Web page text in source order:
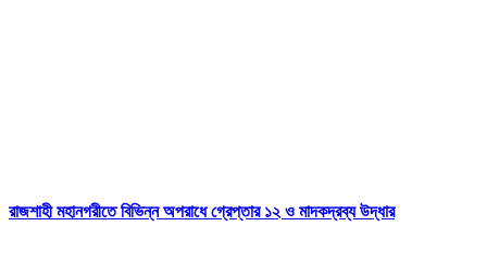
রাজশাহী মহানগরীতে বিভিন্ন অপরাধে গ্রেপ্তার ১২ ও মাদকদ্রব্য উদ্ধার